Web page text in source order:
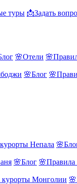
туры 📩Задать
🌸Отели
🌸Блог
Непала
🌸Блог 🌸Правила
курорты Монголии